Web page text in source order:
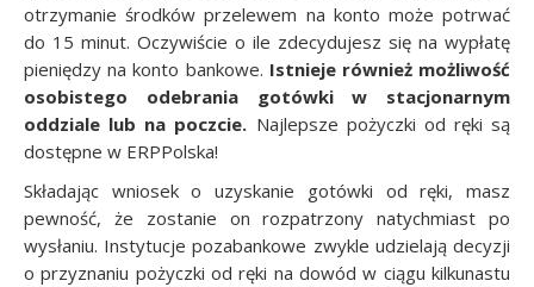
otrzymanie środków przelewem na konto może potrwać
do 15 minut. Oczywiście o ile zdecydujesz się na wypłatę
pieniędzy na konto bankowe. Istnieje również możliwość
osobistego odebrania gotówki w stacjonarnym
oddziale lub na poczcie. Najlepsze pożyczki od ręki są
dostępne w ERPPolska!
Składając wniosek o uzyskanie gotówki od ręki, masz
pewność, że zostanie on rozpatrzony natychmiast po
wysłaniu. Instytucje pozabankowe zwykle udzielają decyzji
o przyznaniu pożyczki od ręki na dowód w ciągu kilkunastu